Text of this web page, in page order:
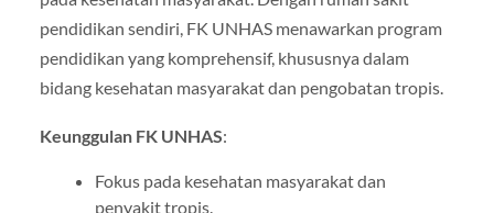
pendidikan sendiri, FK UNHAS menawarkan program
pendidikan yang komprehensif, khususnya dalam
bidang kesehatan masyarakat dan pengobatan tropis.
Keunggulan FK UNHAS:
Fokus pada kesehatan masyarakat dan
penyakit tropis.